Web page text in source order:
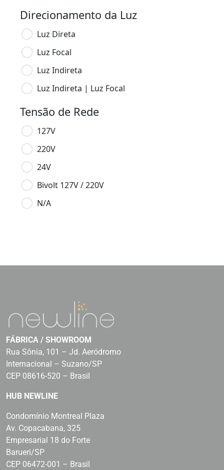
Direcionamento da Luz
Luz Direta
Luz Focal
Luz Indireta
Luz Indireta | Luz Focal
Tensão de Rede
127V
220V
24V
Bivolt 127V / 220V
N/A
FÁBRICA / SHOWROOM
Rua Sônia, 101 – Jd. Aeródromo
Internacional – Suzano/SP
CEP 08616-520 – Brasil
HUB NEWLINE
Condomínio Montreal Plaza
Av. Copacabana, 325
Empresarial 18 do Forte
Barueri/SP
CEP 06472-001 – Brasil